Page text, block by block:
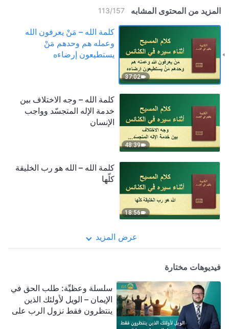
المزيد من المحتوى المشابه 113/157
37:02
كلمة الله – مَنْ يعرفون الله
وعمله هم وحدهم مَنْ
يستطيعون إرضاءه
48:39
كلمة الله – وجه الاختلاف بين
خدمة الإله المتجسّد وواجب
الإنسان
18:56
كلمة الله – الله هو رب الخليقة
كلّها
عرض المزيد
فيديوهات مختارة
سلسلة وعظيِّة: طلب الحق في
الإيمان – الويل لأولئك الذين
ينتظرون فقط نزول الرب على